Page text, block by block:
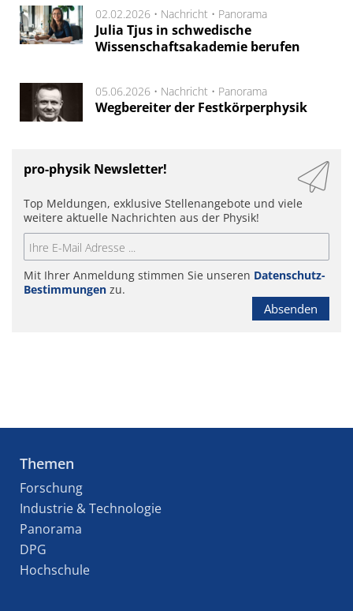
02.02.2026 • Nachricht • Panorama
Julia Tjus in schwedische
Wissenschaftsakademie berufen
05.06.2026 • Nachricht • Panorama
Wegbereiter der Festkörperphysik
pro-physik Newsletter!
Top Meldungen, exklusive Stellenangebote und viele
weitere aktuelle Nachrichten aus der Physik!
Mit Ihrer Anmeldung stimmen Sie unseren Datenschutz-
Bestimmungen zu.
Absenden
Themen
Forschung
Industrie & Technologie
Panorama
DPG
Hochschule